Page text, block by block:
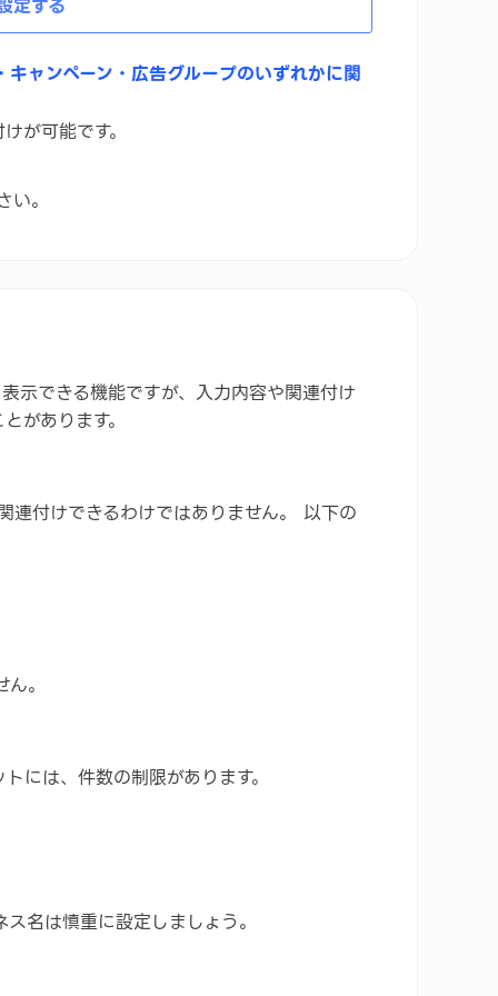
定する
キャンペーン・広告グループのいずれかに関
が可能です。
。
示できる機能ですが、入力内容や関連付け
があります。
連付けできるわけではありません。 以下の
。
には、件数の制限があります。
名は慎重に設定しましょう。